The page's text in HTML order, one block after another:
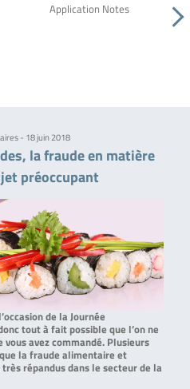
Application Notes
- 18 juin 2018
la fraude en matière
préoccupant
de la Journée
tout à fait possible que l’on ne
avez commandé. Plusieurs
la fraude alimentaire et
répandus dans le secteur de la